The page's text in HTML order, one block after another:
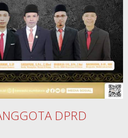
DPRD